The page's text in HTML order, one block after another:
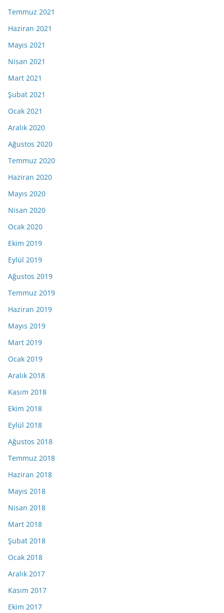
Temmuz 2021
Haziran 2021
Mayıs 2021
Nisan 2021
Mart 2021
Şubat 2021
Ocak 2021
Aralık 2020
Ağustos 2020
Temmuz 2020
Haziran 2020
Mayıs 2020
Nisan 2020
Ocak 2020
Ekim 2019
Eylül 2019
Ağustos 2019
Temmuz 2019
Haziran 2019
Mayıs 2019
Mart 2019
Ocak 2019
Aralık 2018
Kasım 2018
Ekim 2018
Eylül 2018
Ağustos 2018
Temmuz 2018
Haziran 2018
Mayıs 2018
Nisan 2018
Mart 2018
Şubat 2018
Ocak 2018
Aralık 2017
Kasım 2017
Ekim 2017